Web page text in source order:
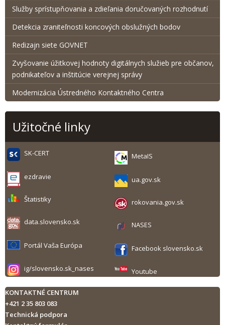
Služby sprístupňovania a zdieľania doručovaných rozhodnutí
Detekcia zraniteľnosti koncových obslužných bodov
Redizajn siete GOVNET
Zvyšovanie úžitkovej hodnoty digitálnych služieb pre občanov,
podnikateľov a inštitúcie verejnej správy
Modernizácia Ústredného Kontaktného Centra
Užitočné linky
SK-CERT MetaIS
ezdravie ua.gov.sk
Štatistiky rokovania.gov.sk
data.slovensko.sk NASES
Portál Vaša Európa Facebook slovensko.sk
ig/slovensko.sk_nases Youtube
KONTAKTNÉ CENTRUM
+421 2 35 803 083
Technická podpora